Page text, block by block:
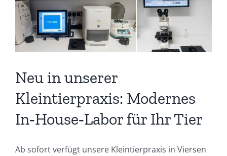
Neu in unserer
Kleintierpraxis: Modernes
In‑House‑Labor für Ihr Tier
Ab sofort verfügt unsere Kleintierpraxis in Viersen